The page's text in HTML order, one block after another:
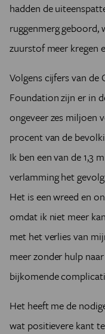
hadden de
ruggenmerg geboord,
zuurstof meer kregen
Volgens cijfers van de
Foundation zijn er in
ongeveer zes miljoen
procent van de
Ik ben een van de 1,3
verlamming het
Het is een wreed en
omdat ik niet meer
met het verlies van
meer zonder hulp
bijkomende
Het heeft me de
wat positievere kant